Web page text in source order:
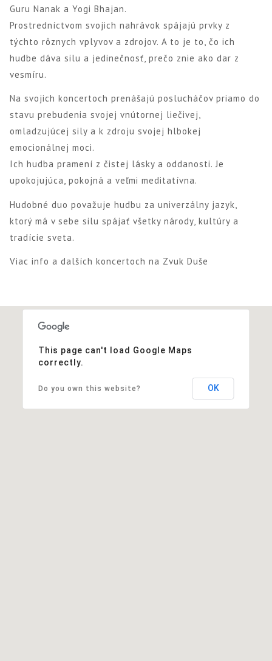
Guru Nanak a Yogi Bhajan.
Prostredníctvom svojich nahrávok spájajú prvky z
týchto rôznych vplyvov a zdrojov. A to je to, čo ich
hudbe dáva silu a jedinečnosť, prečo znie ako dar z
vesmíru.
Na svojich koncertoch prenášajú poslucháčov priamo do
stavu prebudenia svojej vnútornej liečivej,
omladzujúcej sily a k zdroju svojej hlbokej
emocionálnej moci.
Ich hudba pramení z čistej lásky a oddanosti. Je
upokojujúca, pokojná a veľmi meditatívna.
Hudobné duo považuje hudbu za univerzálny jazyk,
ktorý má v sebe silu spájať všetky národy, kultúry a
tradície sveta.
Viac info a dalších koncertoch na Zvuk Duše
This page can't load Google Maps
correctly.
Do you own this website? OK